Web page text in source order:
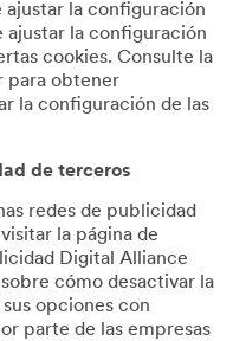
la configuración
ajustar la configuración
cookies. Consulte la
para obtener
la configuración de las
de terceros
redes de publicidad
la página de
Digital Alliance
cómo desactivar la
opciones con
parte de las empresas